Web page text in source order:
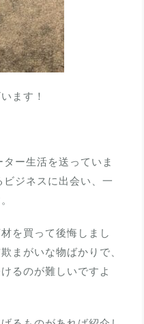
ます！
ー生活を送っていま
ジネスに出会い、一
を買って後悔しまし
まがいな物ばかりで、
るのが難しいですよ